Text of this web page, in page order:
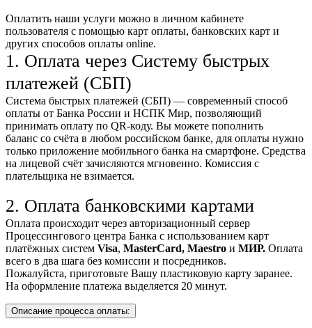
Оплатить наши услуги можно в личном кабинете
пользователя с помощью карт оплаты, банковских карт и
других способов оплаты online.
1. Оплата через Систему быстрых
платежей (СБП)
Система быстрых платежей (СБП) — современный способ
оплаты от Банка России и НСПК Мир, позволяющий
принимать оплату по QR-коду. Вы можете пополнить
баланс со счёта в любом российском банке, для оплаты нужно
только приложение мобильного банка на смартфоне. Средства
на лицевой счёт зачисляются мгновенно. Комиссия с
плательщика не взимается.
2. Оплата банковскими картами
Оплата происходит через авторизационный сервер
Процессингового центра Банка с использованием карт
платёжных систем Visa, MasterCard, Maestro и МИР. Оплата
всего в два шага без комиссии и посредников.
Пожалуйста, приготовьте Вашу пластиковую карту заранее.
На оформление платежа выделяется 20 минут.
Описание процесса оплаты: